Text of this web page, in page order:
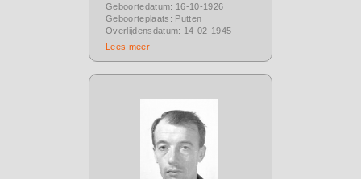
Geboortedatum: 16-10-1926
Geboorteplaats: Putten
Overlijdensdatum: 14-02-1945
Lees meer